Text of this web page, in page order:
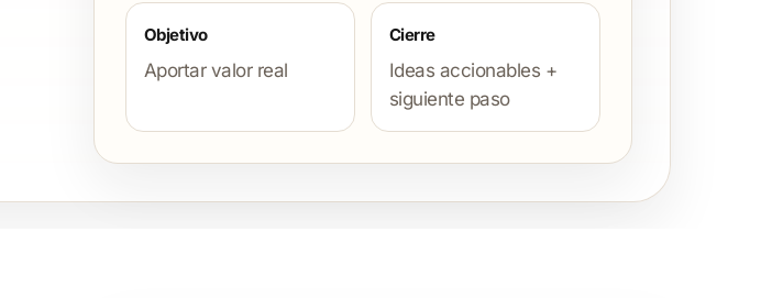
Objetivo
Aportar valor real
Cierre
Ideas accionables +
siguiente paso